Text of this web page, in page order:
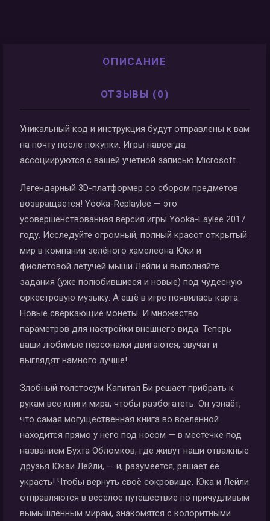
ОПИСАНИЕ
ОТЗЫВЫ (0)
Уникальный код и инструкция будут отправлены к вам
на почту после покупки. Игры навсегда
ассоциируются с вашей учетной записью Microsoft.
Легендарный 3D-платформер со сбором предметов
возвращается! Yooka-Replaylee — это
усовершенствованная версия игры Yooka-Laylee 2017
году. Исследуйте огромный, полный красот открытый
мир в компании зелёного хамелеона Юки и
фиолетовой летучей мыши Лейли и выполняйте
задания (уже полюбившиеся и новые) под чудесную
оркестровую музыку. А ещё в игре появилась карта.
Новые сверкающие монеты. И множество
параметров для настройки внешнего вида. Теперь
ваши любимые персонажи двигаются, звучат и
выглядят намного лучше!
Злобный толстосум Капитал Би решает прибрать к
рукам все книги мира, чтобы разбогатеть. Он узнаёт,
что самая могущественная книга во вселенной
находится прямо у него под носом — в местечке под
названием Бухта Обломков, где живут наши отважные
друзья Юкаи Лейли, — и, разумеется, решает её
украсть! Чтобы вернуть своё сокровище, Юка и Лейли
отправляются в весёлое путешествие по причудливым
вымышленным мирам, знакомятся с колоритными